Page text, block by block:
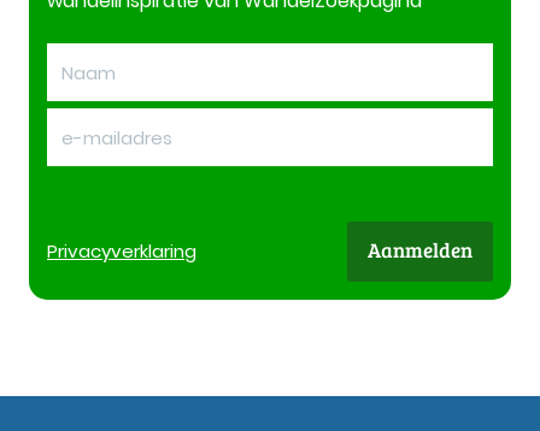
Privacyverklaring Aanmelden